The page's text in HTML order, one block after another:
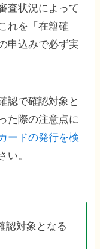
査状況によって
れを「在籍確
申込みで必ず実
認で確認対象と
た際の注意点に
ードの発行を検
。
認対象となる